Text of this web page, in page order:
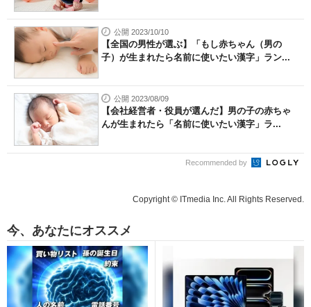
公開 2023/10/10
【全国の男性が選ぶ】「もし赤ちゃん（男の
子）が生まれたら名前に使いたい漢字」ラン...
公開 2023/08/09
【会社経営者・役員が選んだ】男の子の赤ちゃ
んが生まれたら「名前に使いたい漢字」ラ...
Recommended by
Copyright © ITmedia Inc. All Rights Reserved.
今、あなたにオススメ